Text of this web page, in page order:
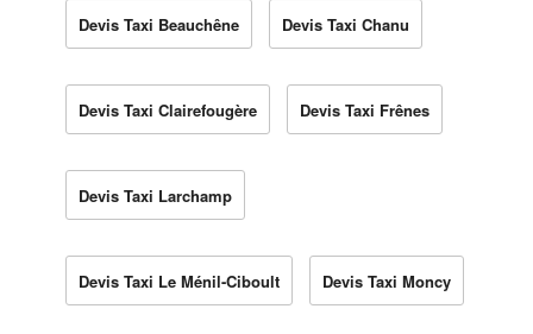
Devis Taxi Beauchêne Devis Taxi Chanu
Devis Taxi Clairefougère Devis Taxi Frênes
Devis Taxi Larchamp
Devis Taxi Le Ménil-Ciboult Devis Taxi Moncy